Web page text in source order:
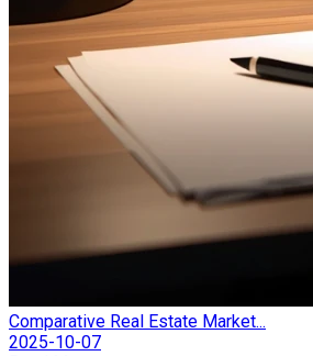
Comparative Real Estate Market...
2025-10-07